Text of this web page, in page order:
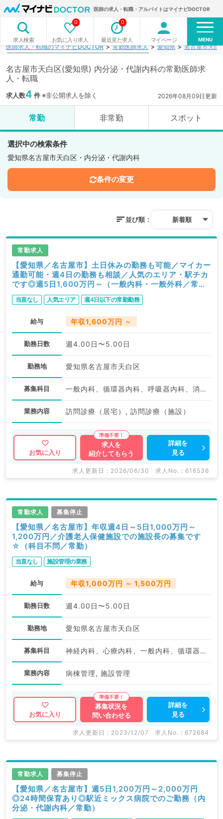
医師の求人・転職・アルバイトはマイナビDOCTOR
求人検索 お気に入り求人
0
最近見た求人
0
マイページ MENU
医師求人・転職のマイナビDOCTOR 常勤医師求人 愛知県 名古屋市天白
名古屋市天白区(愛知県) 内分泌・代謝内科の常勤医師求
人・転職
求人数4 件※非公開求人を除く 2026年08月09日更新
常勤 非常勤 スポット
選択中の検索条件
愛知県名古屋市天白区・内分泌・代謝内科
条件の変更
並び順： 新着順
常勤求人
【愛知県／名古屋市】土日休みの勤務も可能／マイカー
通勤可能・週4日の勤務も相談／人気のエリア・駅チカ
です◎週5日1,600万円～（一般内科・一般外科／常
勤）
当直なし 人気エリア 週4日以下の常勤勤務
給与 年収1,600万円 ～
勤務日数 週4.00日〜5.00日
勤務地 愛知県名古屋市天白区
募集科目 一般内科、循環器内科、呼吸器内科、消化器内科、内分泌・代謝内科、腎臓内科、外科系全般、一般外科
業務内容 訪問診療（居宅）, 訪問診療（施設）
お気に入り
求人を
紹介してもらう
詳細を
見る
求人更新日 : 2026/06/30 求人No. : 616536
常勤求人 募集停止
【愛知県／名古屋市】年収週4日～5日1,000万円～
1,200万円／介護老人保健施設での施設長の募集です
☆（科目不問／常勤）
当直なし 施設管理の業務
給与 年収1,000万円 ～ 1,500万円
勤務日数 週4.00日〜5.00日
勤務地 愛知県名古屋市天白区
募集科目 神経内科、心療内科、一般内科、循環器内科、呼吸器内科、消化器内科、内分泌・代謝内科、腎臓内科、血液内科
業務内容 病棟管理, 施設管理
お気に入り
募集状況を
問い合わせる
詳細を
見る
求人更新日 : 2023/12/07 求人No. : 672684
常勤求人 募集停止
【愛知県／名古屋市】週5日1,200万円～2,000万円
◎24時間保育あり◎駅近ミックス病院でのご勤務（内
分泌・代謝内科／常勤）